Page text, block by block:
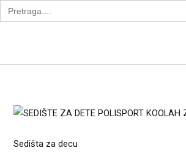
Search
for:
Skip
to
Sedišta za decu
SEDIŠTE
DETE